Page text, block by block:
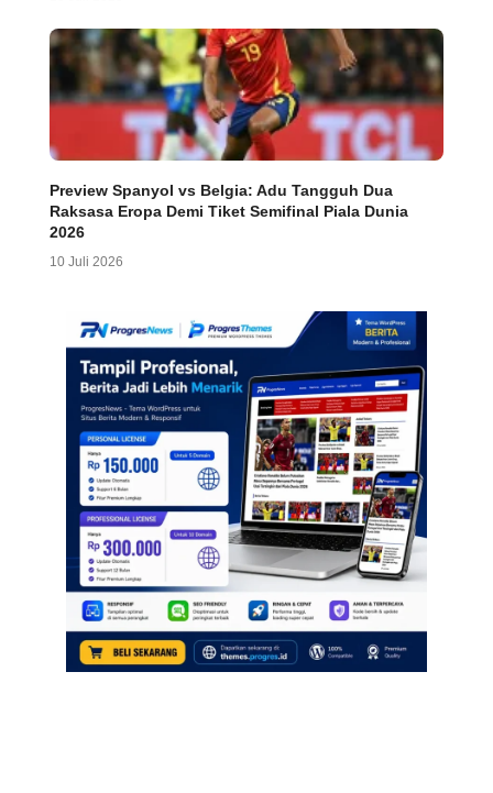
Preview Spanyol vs Belgia: Adu Tangguh Dua
Raksasa Eropa Demi Tiket Semifinal Piala Dunia
2026
10 Juli 2026